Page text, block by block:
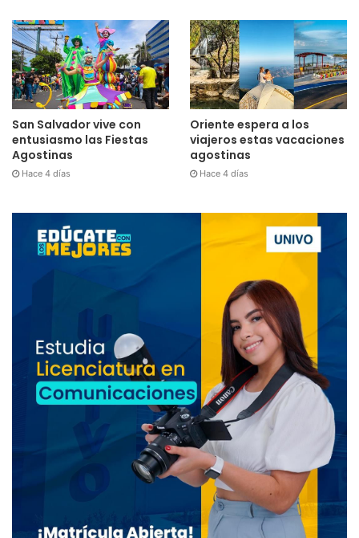
San Salvador vive con
entusiasmo las Fiestas
Agostinas
Hace 4 días
Oriente espera a los
viajeros estas vacaciones
agostinas
Hace 4 días